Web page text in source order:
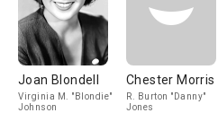
Joan Blondell
Virginia M. "Blondie"
Johnson
Chester Morris
R. Burton "Danny"
Jones